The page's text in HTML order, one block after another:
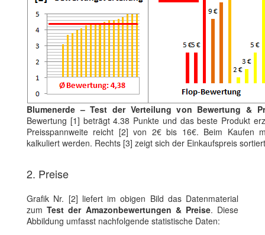
Blumenerde – Test der Verteilung von Bewertung &
Bewertung [1] beträgt 4.38 Punkte und das beste Produkt
Preisspannweite reicht [2] von 2€ bis 16€. Beim Kaufen
kalkuliert werden. Rechts [3] zeigt sich der Einkaufspreis
2. Preise
Grafik Nr. [2] liefert im obigen Bild das Datenmaterial
zumTest der Amazonbewertungen & Preise. Diese
Abbildung umfasst nachfolgende statistische Daten: